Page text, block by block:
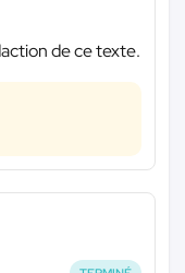
de ce texte.